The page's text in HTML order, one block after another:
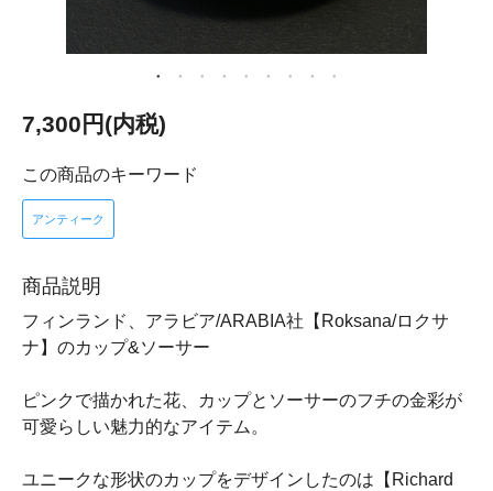
7,300円(内税)
この商品のキーワード
アンティーク
商品説明
フィンランド、アラビア/ARABIA社【Roksana/ロクサ
ナ】のカップ&ソーサー
ピンクで描かれた花、カップとソーサーのフチの金彩が
可愛らしい魅力的なアイテム。
ユニークな形状のカップをデザインしたのは【Richard